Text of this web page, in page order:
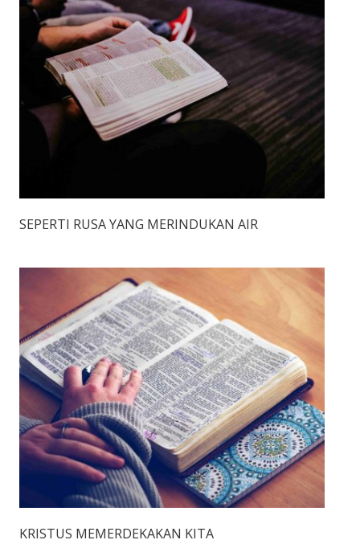
SEPERTI RUSA YANG MERINDUKAN AIR
KRISTUS MEMERDEKAKAN KITA